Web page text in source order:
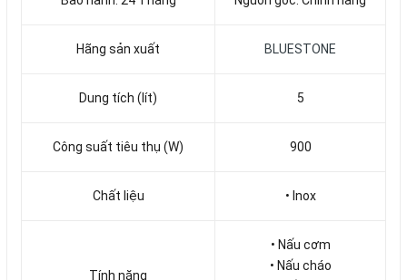
Hãng sản xuất BLUESTONE
Dung tích (lít) 5
Công suất tiêu thụ (W) 900
Chất liệu • Inox
Tính năng
• Nấu cơm
• Nấu cháo